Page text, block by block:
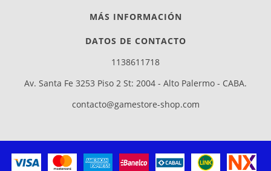
MÁS INFORMACIÓN
DATOS DE CONTACTO
1138611718
Av. Santa Fe 3253 Piso 2 St: 2004 - Alto Palermo - CABA.
contacto@gamestore-shop.com